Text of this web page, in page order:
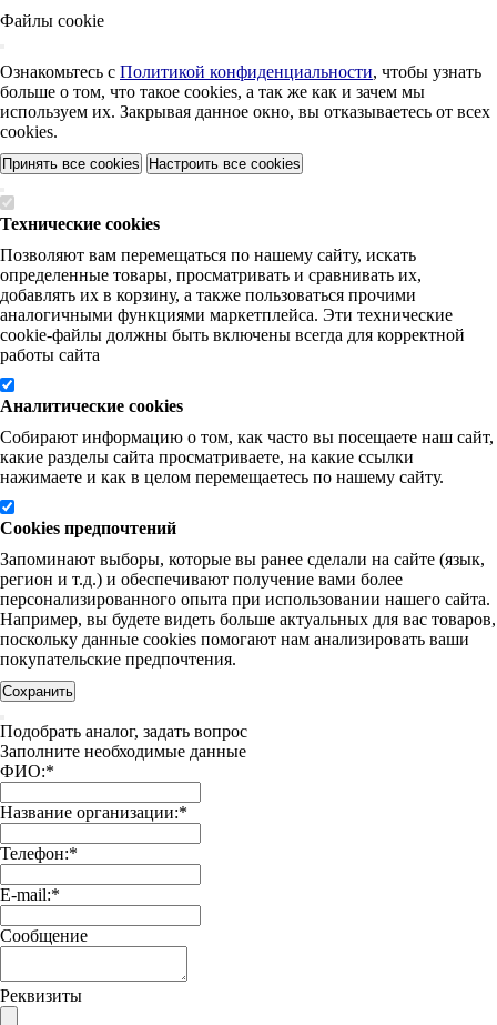
Файлы cookie
Ознакомьтесь с Политикой конфиденциальности, чтобы узнать
больше о том, что такое cookies, а так же как и зачем мы
используем их. Закрывая данное окно, вы отказываетесь от всех
cookies.
Принять все cookies Настроить все cookies
Технические cookies
Позволяют вам перемещаться по нашему сайту, искать
определенные товары, просматривать и сравнивать их,
добавлять их в корзину, а также пользоваться прочими
аналогичными функциями маркетплейса. Эти технические
cookie-файлы должны быть включены всегда для корректной
работы сайта
Аналитические cookies
Собирают информацию о том, как часто вы посещаете наш сайт,
какие разделы сайта просматриваете, на какие ссылки
нажимаете и как в целом перемещаетесь по нашему сайту.
Cookies предпочтений
Запоминают выборы, которые вы ранее сделали на сайте (язык,
регион и т.д.) и обеспечивают получение вами более
персонализированного опыта при использовании нашего сайта.
Например, вы будете видеть больше актуальных для вас товаров,
поскольку данные cookies помогают нам анализировать ваши
покупательские предпочтения.
Сохранить
Подобрать аналог, задать вопрос
Заполните необходимые данные
ФИО:*
Название организации:*
Телефон:*
E-mail:*
Сообщение
Реквизиты